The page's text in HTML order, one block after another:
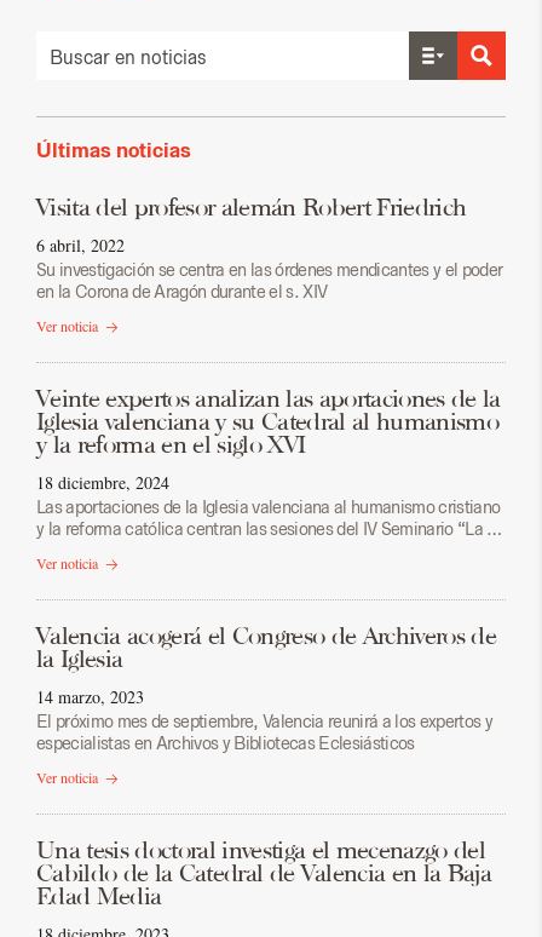
Últimas noticias
Visita del profesor alemán Robert Friedrich
6 abril, 2022
Su investigación se centra en las órdenes mendicantes y el poder
en la Corona de Aragón durante el s. XIV
Ver noticia
Veinte expertos analizan las aportaciones de la
Iglesia valenciana y su Catedral al humanismo
y la reforma en el siglo XVI
18 diciembre, 2024
Las aportaciones de la Iglesia valenciana al humanismo cristiano
y la reforma católica centran las sesiones del IV Seminario “La …
Ver noticia
Valencia acogerá el Congreso de Archiveros de
la Iglesia
14 marzo, 2023
El próximo mes de septiembre, Valencia reunirá a los expertos y
especialistas en Archivos y Bibliotecas Eclesiásticos
Ver noticia
Una tesis doctoral investiga el mecenazgo del
Cabildo de la Catedral de Valencia en la Baja
Edad Media